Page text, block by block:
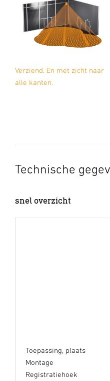
Verziend. En met zicht naar
alle kanten.
Technische
snel overzicht
Toepassing, plaats
Montage
Registratiehoek